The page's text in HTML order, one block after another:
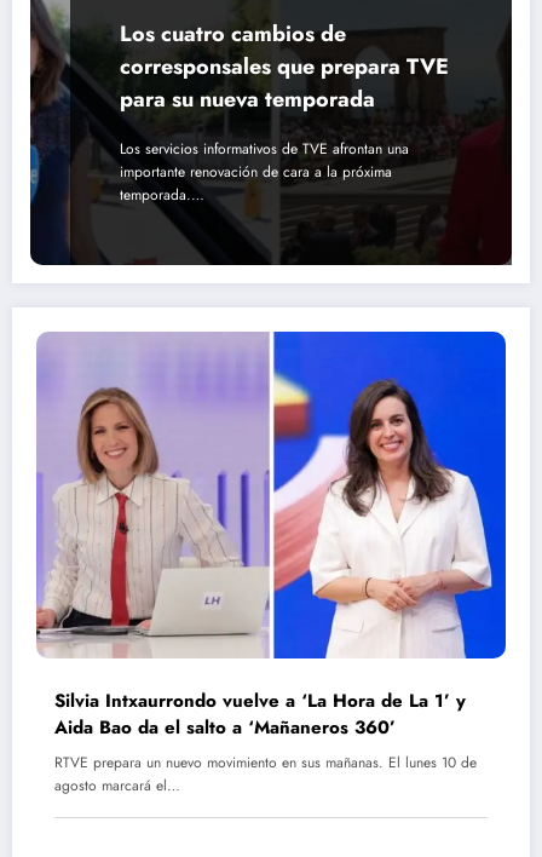
Los cuatro cambios de
corresponsales que prepara TVE
para su nueva temporada
Los servicios informativos de TVE afrontan una
importante renovación de cara a la próxima
temporada.…
Silvia Intxaurrondo vuelve a ‘La Hora de La 1’ y
Aida Bao da el salto a ‘Mañaneros 360’
RTVE prepara un nuevo movimiento en sus mañanas. El lunes 10 de
agosto marcará el…